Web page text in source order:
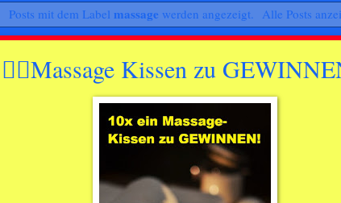
Posts mit dem Label massage werden angezeigt. Alle Posts
Kissen zu